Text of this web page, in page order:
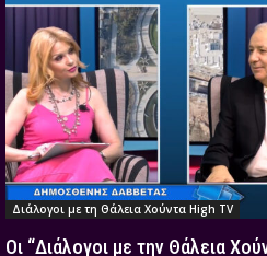
Διάλογοι με τη Θάλεια Χούντα High TV
Οι “Διάλογοι με την Θάλεια